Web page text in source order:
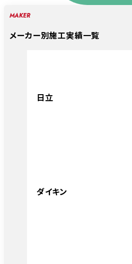
MAKER
メーカー別施工実績一覧
日立
ダイキン